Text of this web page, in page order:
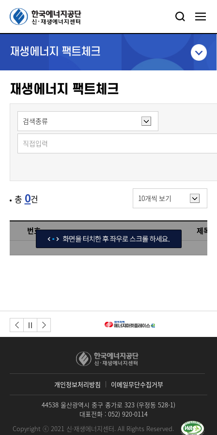
재생에너지 팩트체크
재생에너지 팩트체크
총 0건
번호
제목
개인정보처리방침 이메일무단수집거부
44538 울산광역시 중구 종가로 323 (우정동 528-1)
대표전화 : 052) 920-0114
Copyright ⓒ 2021 신·재생에너지센터. All Rights Reserved.